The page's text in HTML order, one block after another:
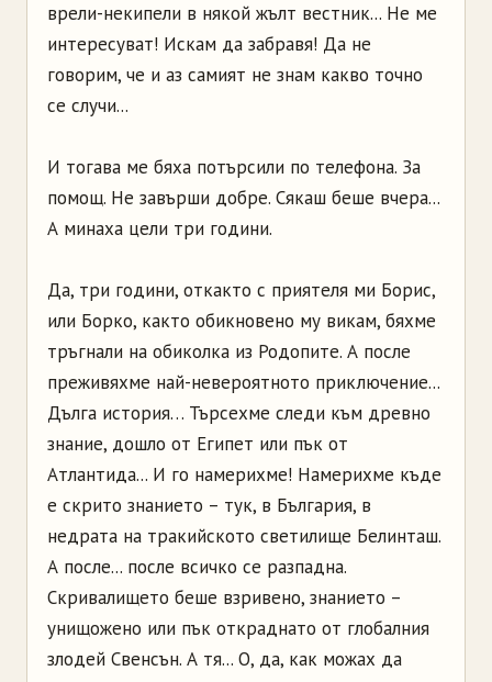
врели-некипели в някой жълт вестник... Не ме
интересуват! Искам да забравя! Да не
говорим, че и аз самият не знам какво точно
се случи...
И тогава ме бяха потърсили по телефона. За
помощ. Не завърши добре. Сякаш беше вчера...
А минаха цели три години.
Да, три години, откакто с приятеля ми Борис,
или Борко, както обикновено му викам, бяхме
тръгнали на обиколка из Родопите. А после
преживяхме най-невероятното приключение...
Дълга история… Търсехме следи към древно
знание, дошло от Египет или пък от
Атлантида... И го намерихме! Намерихме къде
е скрито знанието – тук, в България, в
недрата на тракийското светилище Белинташ.
А после... после всичко се разпадна.
Скривалището беше взривено, знанието –
унищожено или пък откраднато от глобалния
злодей Свенсън. А тя... О, да, как можах да